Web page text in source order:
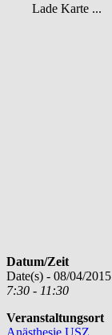
Lade Karte ...
Datum/Zeit
Date(s) - 08/04/2015
7:30 - 11:30
Veranstaltungsort
Anästhesie USZ